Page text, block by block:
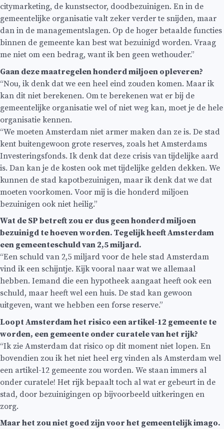
citymarketing, de kunstsector, doodbezuinigen. En in de
gemeentelijke organisatie valt zeker verder te snijden, maar
dan in de managementslagen. Op de hoger betaalde functies
binnen de gemeente kan best wat bezuinigd worden. Vraag
me niet om een bedrag, want ik ben geen wethouder.”
Gaan deze maatregelen honderd miljoen opleveren?
“Nou, ik denk dat we een heel eind zouden komen. Maar ik
kan dit niet berekenen. Om te berekenen wat er bij de
gemeentelijke organisatie wel of niet weg kan, moet je de hele
organisatie kennen.
“We moeten Amsterdam niet armer maken dan ze is. De stad
kent buitengewoon grote reserves, zoals het Amsterdams
Investeringsfonds. Ik denk dat deze crisis van tijdelijke aard
is. Dan kan je de kosten ook met tijdelijke gelden dekken. We
kunnen de stad kapotbezuinigen, maar ik denk dat we dat
moeten voorkomen. Voor mij is die honderd miljoen
bezuinigen ook niet heilig.”
Wat de SP betreft zou er dus geen honderd miljoen
bezuinigd te hoeven worden. Tegelijk heeft Amsterdam
een gemeenteschuld van 2,5 miljard.
“Een schuld van 2,5 miljard voor de hele stad Amsterdam
vind ik een schijntje. Kijk vooral naar wat we allemaal
hebben. Iemand die een hypotheek aangaat heeft ook een
schuld, maar heeft wel een huis. De stad kan gewoon
uitgeven, want we hebben een forse reserve.”
Loopt Amsterdam het risico een artikel-12 gemeente te
worden, een gemeente onder curatele van het rijk?
“Ik zie Amsterdam dat risico op dit moment niet lopen. En
bovendien zou ik het niet heel erg vinden als Amsterdam wel
een artikel-12 gemeente zou worden. We staan immers al
onder curatele! Het rijk bepaalt toch al wat er gebeurt in de
stad, door bezuinigingen op bijvoorbeeld uitkeringen en
zorg.
Maar het zou niet goed zijn voor het gemeentelijk imago.